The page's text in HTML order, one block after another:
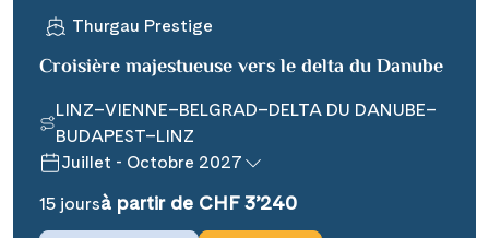
Teile diese Reise
Thurgau Prestige
Croisière majestueuse vers le delta du Danube
LINZ–VIENNE–BELGRAD–DELTA DU DANUBE–
BUDAPEST–LINZ
Juillet - Octobre 2027
15 joursà partir de CHF 3’240